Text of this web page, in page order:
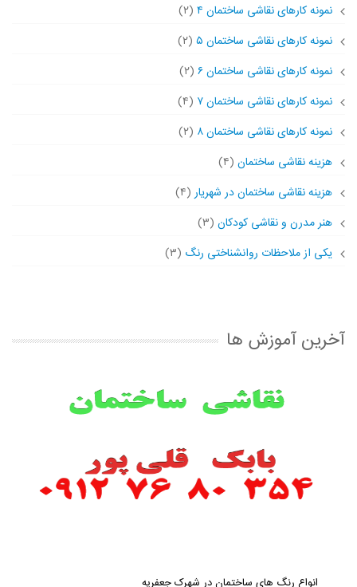
نمونه کارهای نقاشی ساختمان ۴
(۲)
نمونه کارهای نقاشی ساختمان ۵
(۲)
نمونه کارهای نقاشی ساختمان ۶
(۲)
نمونه کارهای نقاشی ساختمان ۷
(۴)
نمونه کارهای نقاشی ساختمان ۸
(۲)
هزینه نقاشی ساختمان (۴)
هزینه نقاشی ساختمان در شهریار (۴)
هنر مدرن و نقاشی کودکان (۳)
یکی از ملاحظات روانشناختی رنگ (۳)
آخرین آموزش ها
انواع رنگ های ساختمان در شهرک جعفریه